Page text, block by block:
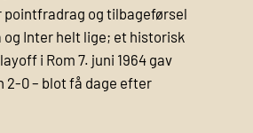
pointfradrag og tilbageførsel
og Inter helt lige; et historisk
i Rom 7. juni 1964 gav
2-0 – blot få dage efter